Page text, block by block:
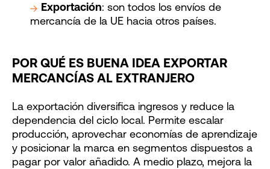
Exportación: son todos los envíos de
mercancía de la UE hacia otros países.
POR QUÉ ES BUENA IDEA EXPORTAR
MERCANCÍAS AL EXTRANJERO
La exportación diversifica ingresos y reduce la
dependencia del ciclo local. Permite escalar
producción, aprovechar economías de aprendizaje
y posicionar la marca en segmentos dispuestos a
pagar por valor añadido. A medio plazo, mejora la